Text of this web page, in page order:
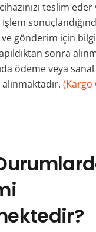
teslim
gönderim için bilgi
sonra
ödeme veya
(Kargo